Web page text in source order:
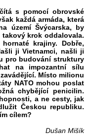
s pomocí obrovské
každá armáda, která
území Švýcarska, by
krok oddalovala.
krajiny. Dobře,
ji Vietnamci, našli ji
pro budování struktury
na impozantní sílu
Místo milionu
NATO mohou poslat
chybějící penicilin.
a ne cesty, jak
Českou republiku.
cílem?
Dušan Mišík